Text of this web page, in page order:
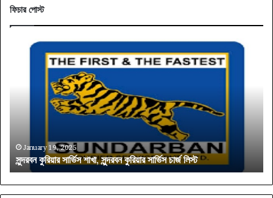
ফিচার পোস্ট
লিস্ট January 19, 2025
সুন্দরবন কুরিয়ার সার্ভিস শাখা, সুন্দরবন কুরিয়ার সার্ভিস চার্জ লিস্ট